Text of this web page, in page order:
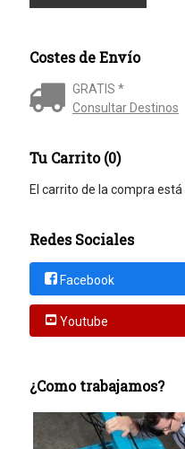
Costes de Envío
GRATIS *
Consultar Destinos
Tu Carrito (0)
El carrito de la compra está
Redes Sociales
Facebook
Youtube
¿Como trabajamos?